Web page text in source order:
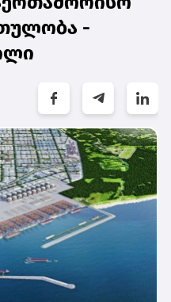
-